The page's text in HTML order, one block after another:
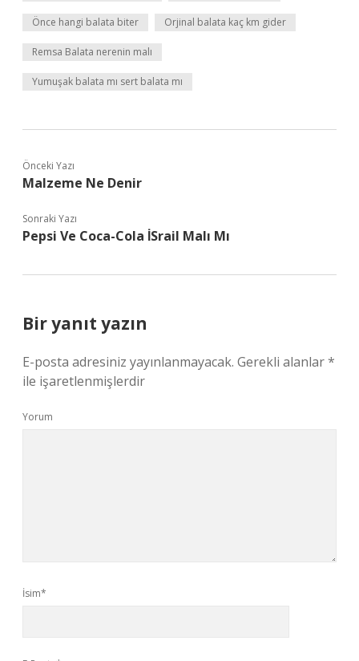
Önce hangi balata biter Orjinal balata kaç km gider
Remsa Balata nerenin malı
Yumuşak balata mı sert balata mı
Önceki Yazı
Malzeme Ne Denir
Sonraki Yazı
Pepsi Ve Coca-Cola İSrail Malı Mı
Bir yanıt yazın
E-posta adresiniz yayınlanmayacak. Gerekli alanlar*
ile işaretlenmişlerdir
Yorum
İsim*